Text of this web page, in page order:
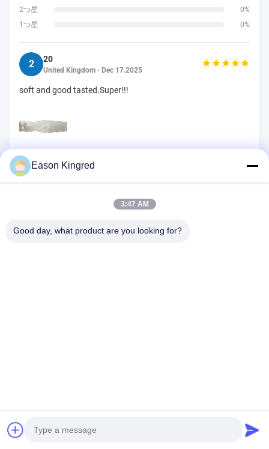
2つ星
0%
1つ星
0%
2 20
United Kingdom · Dec 17.2025
soft and good tasted.Super!!!
プロダクト札
人工的なポリアミド プラスチック ソーセージの皮
Eason Kingred
3:47 AM
Good day, what product are you looking for?